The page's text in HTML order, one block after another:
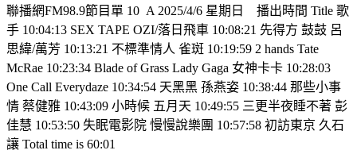
聯播網FM98.9節目單 10 A 2025/4/6 星期日
播出時間 Title 歌
手 10:04:13 SEX TAPE OZI/落日飛車 10:08:21 先得方 鼓鼓 呂
思緯/萬芳 10:13:21 不標準情人 雀斑 10:19:59 2 hands Tate
McRae 10:23:34 Blade of Grass Lady Gaga 女神卡卡 10:28:03
One Call Everydaze 10:34:54 天黑黑 孫燕姿 10:38:44 那些小事
情 蔡健雅 10:43:09 小時候 五月天 10:49:55 三更半夜睡不著 彭
佳慧 10:53:50 失眠電影院 慢慢說樂團 10:57:58 初訪東京 久石
讓 Total time is 60:01